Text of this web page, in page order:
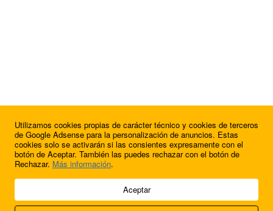
© 2009 - 2026 Soluciones Corporativas IP, SL.
Utilizamos cookies propias de carácter técnico y cookies de terceros
de Google Adsense para la personalización de anuncios. Estas
cookies solo se activarán si las consientes expresamente con el
botón de Aceptar. También las puedes rechazar con el botón de
Rechazar. Más información.
Aceptar